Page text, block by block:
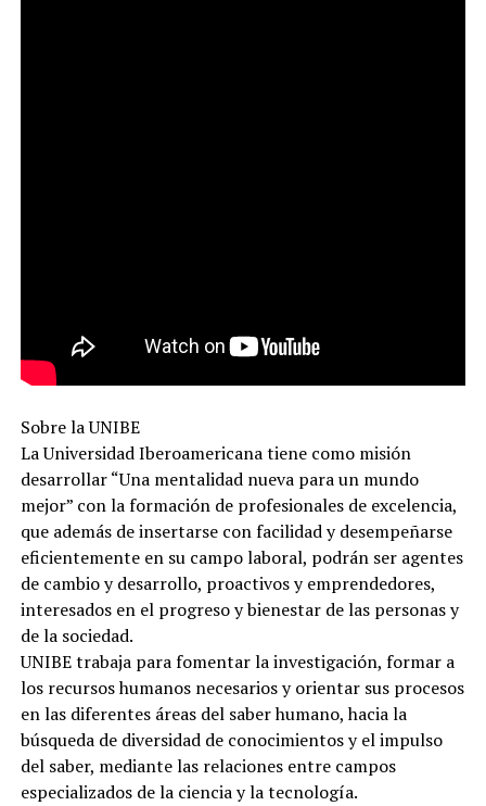
Sobre la UNIBE
La Universidad Iberoamericana tiene como misión
desarrollar “Una mentalidad nueva para un mundo
mejor” con la formación de profesionales de excelencia,
que además de insertarse con facilidad y desempeñarse
eficientemente en su campo laboral, podrán ser agentes
de cambio y desarrollo, proactivos y emprendedores,
interesados en el progreso y bienestar de las personas y
de la sociedad.
UNIBE trabaja para fomentar la investigación, formar a
los recursos humanos necesarios y orientar sus procesos
en las diferentes áreas del saber humano, hacia la
búsqueda de diversidad de conocimientos y el impulso
del saber, mediante las relaciones entre campos
especializados de la ciencia y la tecnología.